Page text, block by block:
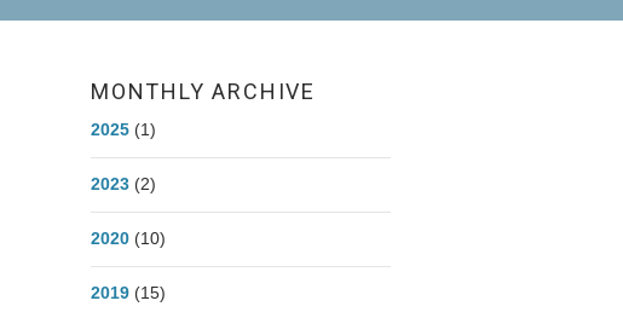
MONTHLY ARCHIVE
2025 (1)
2023 (2)
2020 (10)
2019 (15)